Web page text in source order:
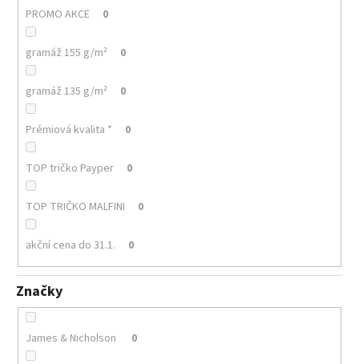
PROMO AKCE 0
gramáž 155 g/m² 0
gramáž 135 g/m² 0
Prémiová kvalita * 0
TOP tričko Payper 0
TOP TRIČKO MALFINI 0
akční cena do 31.1. 0
Značky
James & Nicholson 0